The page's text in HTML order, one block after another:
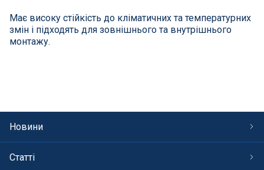
Осушувачі повітря
Має високу стійкість до кліматичних та температурних
змін і підходять для зовнішнього та внутрішнього
монтажу.
Новини
Статті